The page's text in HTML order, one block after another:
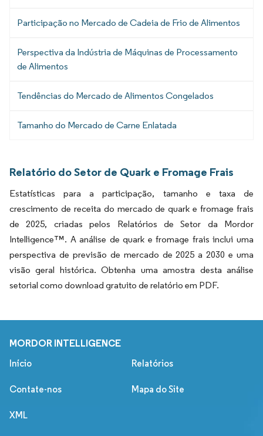
Participação no Mercado de Cadeia de Frio de Alimentos
Perspectiva da Indústria de Máquinas de Processamento
de Alimentos
Tendências do Mercado de Alimentos Congelados
Tamanho do Mercado de Carne Enlatada
Relatório do Setor de Quark e Fromage Frais
Estatísticas para a participação, tamanho e taxa de
crescimento de receita do mercado de quark e fromage frais
de 2025, criadas pelos Relatórios de Setor da Mordor
Intelligence™. A análise de quark e fromage frais inclui uma
perspectiva de previsão de mercado de 2025 a 2030 e uma
visão geral histórica. Obtenha uma amostra desta análise
setorial como download gratuito de relatório em PDF.
MORDOR INTELLIGENCE
Início Relatórios
Contate-nos Mapa do Site
XML